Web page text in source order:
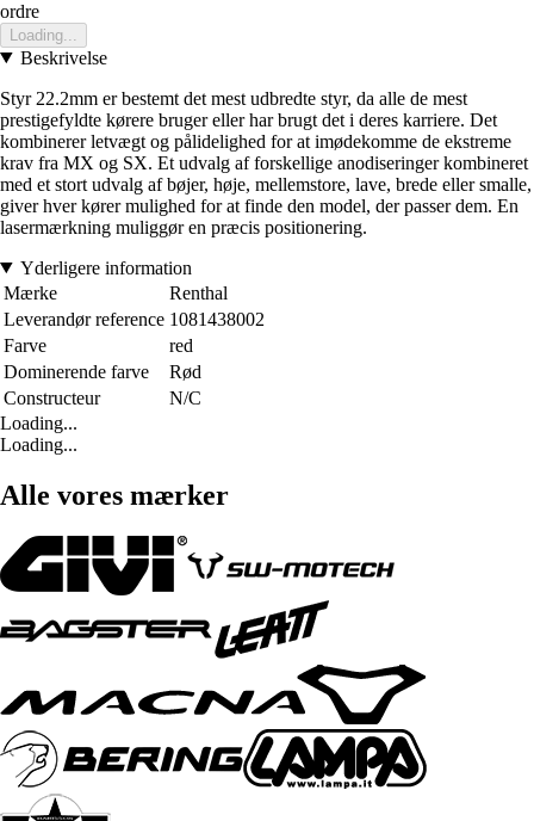
ordre
Loading...
Beskrivelse
Styr 22.2mm er bestemt det mest udbredte styr, da alle de mest
prestigefyldte kørere bruger eller har brugt det i deres karriere. Det
kombinerer letvægt og pålidelighed for at imødekomme de ekstreme
krav fra MX og SX. Et udvalg af forskellige anodiseringer kombineret
med et stort udvalg af bøjer, høje, mellemstore, lave, brede eller smalle,
giver hver kører mulighed for at finde den model, der passer dem. En
lasermærkning muliggør en præcis positionering.
Yderligere information
Mærke
Renthal
Leverandør reference 1081438002
Farve
red
Dominerende farve
Rød
Constructeur
N/C
Loading...
Loading...
Alle vores mærker